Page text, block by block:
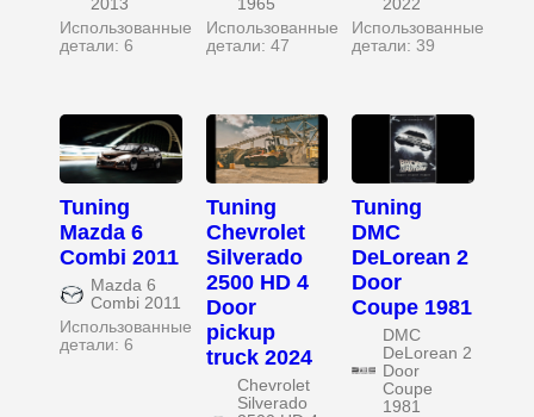
2013
Использованные
детали: 6
1965
Использованные
детали: 47
2022
Использованные
детали: 39
Tuning
Mazda 6
Combi 2011
Mazda 6
Combi 2011
Использованные
детали: 6
Tuning
Chevrolet
Silverado
2500 HD 4
Door
pickup
truck 2024
Chevrolet
Silverado
Tuning
DMC
DeLorean 2
Door
Coupe 1981
DMC
DeLorean 2
Door
Coupe
1981